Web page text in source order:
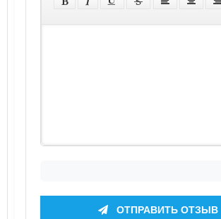
ОТПРАВИТЬ ОТЗЫВ